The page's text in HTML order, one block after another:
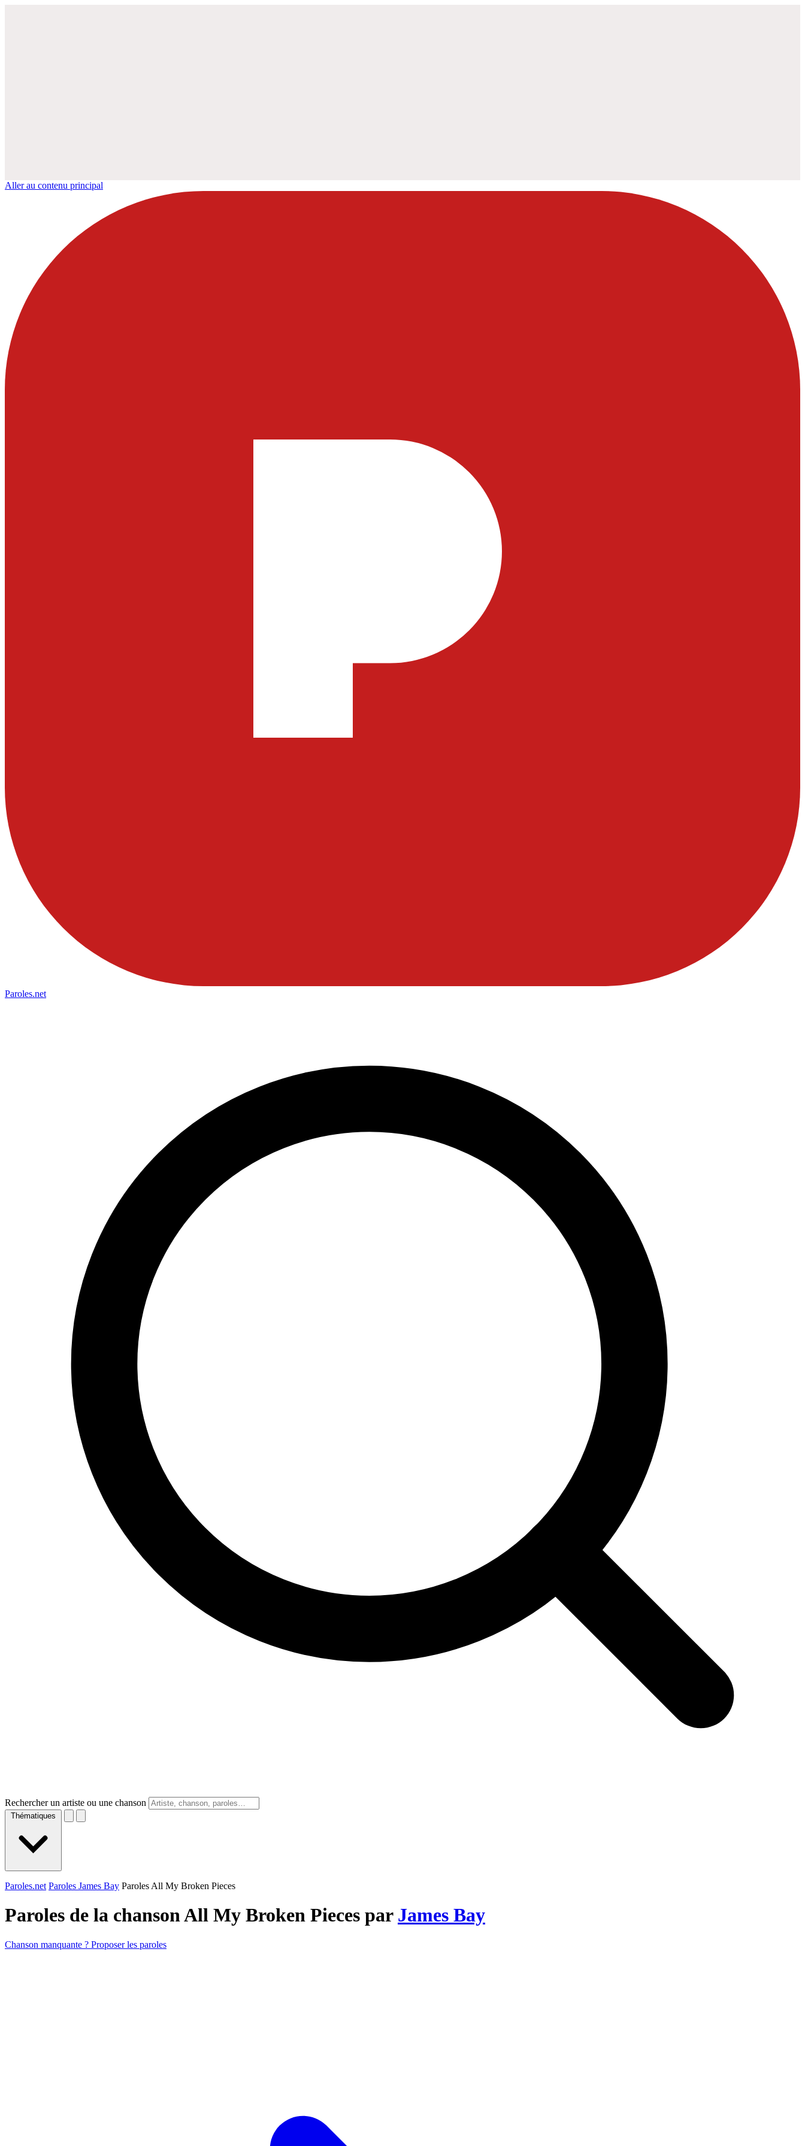
Aller au contenu principal
Paroles.net
Rechercher un artiste ou une chanson
Thématiques
Paroles.net Paroles James Bay Paroles All My Broken Pieces
Paroles de la chanson All My Broken Pieces par James Bay
Chanson manquante ? Proposer les paroles